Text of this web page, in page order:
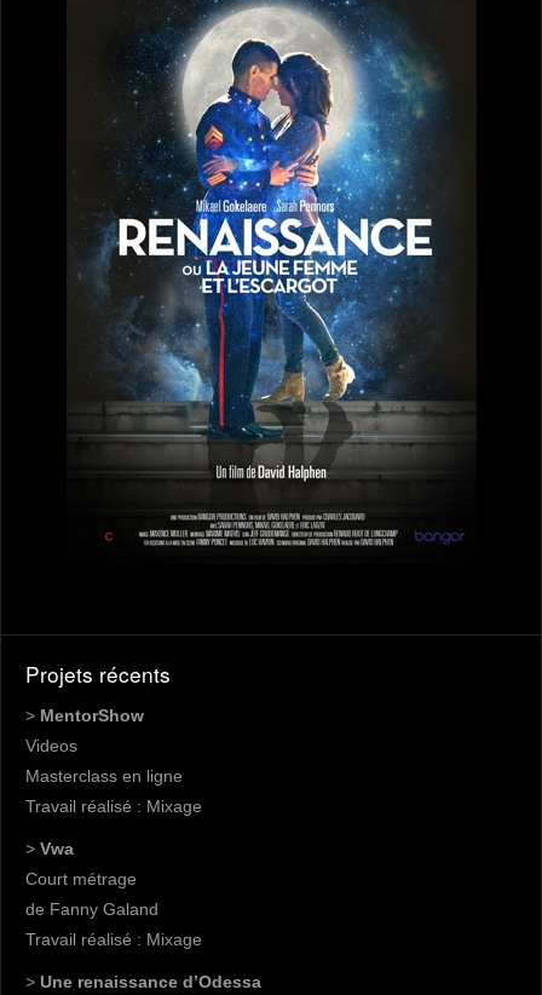
Projets récents
> MentorShow
Videos
Masterclass en ligne
Travail réalisé : Mixage
> Vwa
Court métrage
de Fanny Galand
Travail réalisé : Mixage
> Une renaissance d’Odessa